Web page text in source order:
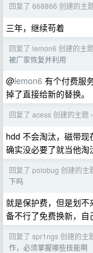
回复了 668866 创建的主
三年，继续苟着
回复了 lemon6 创建的主
被厂家恢复并利用
@lemon6 有个付费服
掉了直接给新的替换。
回复了 acess 创建的主题 ›
hdd 不会淘汰，磁带
确实没必要了就当他淘
回复了 polobug 创建的主
下吗
就是保护费，但是划
备不行了免费换新，自
回复了 spr1ngs 创建的主
作，必须掌握哪些技能啊